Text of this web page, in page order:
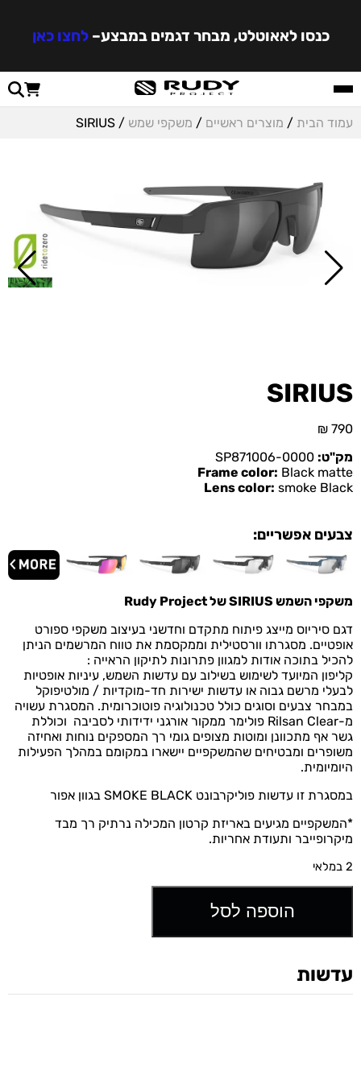
כנסו לאאוטלט, מבחר דגמים במבצע–לחצו כאן
עמוד הבית / מוצרים ראשיים / משקפי שמש / SIRIUS
SIRIUS
₪ 790
מק"ט:
Frame color: Black matte
Lens color: smoke Black
צבעים אפשריים:
משקפי השמש SIRIUS של Rudy Project
דגם סיריוס מייצג פיתוח מתקדם וחדשני בעיצוב משקפי ספורט
אופטיים. מסגרתו וורסטילית וממקסמת את טווח המרשמים הניתן
להכיל בתוכה אודות למגוון פתרונות לתיקון הראייה :
קליפון המיועד לשימוש בשילוב עם עדשות השמש, עיניות אופטיות
לבעלי מרשם גבוה או עדשות ישירות חד-מוקדיות / מולטיפוקל
במבחר צבעים וסוגים כולל טכנולוגיה פוטוכרומית. המסגרת עשויה
מ-Rilsan Clear פולימר ממקור אורגני ידידותי לסביבה וכוללת
גשר אף מתכוונן ומוטות מצופים גומי רך המספקים נוחות ואחיזה
משופרים ומבטיחים שהמשקפיים יישארו במקומם במהלך הפעילות
היומיומית.
במסגרת זו עדשות פוליקרבונט SMOKE BLACK בגוון אפור
*המשקפיים מגיעים באריזת קרטון המכילה נרתיק רך מבד
מיקרופייבר ותעודת אחריות.
2 במלאי
הוספה לסל
עדשות